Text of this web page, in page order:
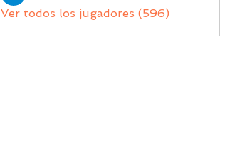
Ver todos los jugadores (596)